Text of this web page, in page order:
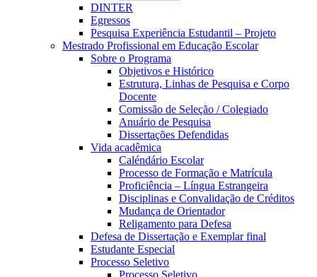
DINTER
Egressos
Pesquisa Experiência Estudantil – Projeto
Mestrado Profissional em Educação Escolar
Sobre o Programa
Objetivos e Histórico
Estrutura, Linhas de Pesquisa e Corpo
Docente
Comissão de Seleção / Colegiado
Anuário de Pesquisa
Dissertações Defendidas
Vida acadêmica
Caléndário Escolar
Processo de Formação e Matrícula
Proficiência – Língua Estrangeira
Disciplinas e Convalidação de Créditos
Mudança de Orientador
Religamento para Defesa
Defesa de Dissertação e Exemplar final
Estudante Especial
Processo Seletivo
Processo Seletivo